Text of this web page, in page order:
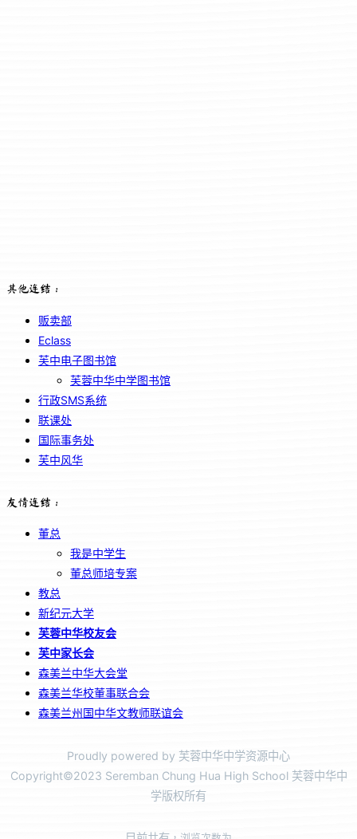
其他连结：
贩卖部
Eclass
芙中电子图书馆
芙蓉中华中学图书馆
行政SMS系统
联课处
国际事务处
芙中风华
友情连结：
董总
我是中学生
董总师培专案
教总
新纪元大学
芙蓉中华校友会
芙中家长会
森美兰中华大会堂
森美兰华校董事联合会
森美兰州国中华文教师联谊会
Proudly powered by 芙蓉中华中学资源中心
Copyright©2023 Seremban Chung Hua High School 芙蓉中华中
学版权所有